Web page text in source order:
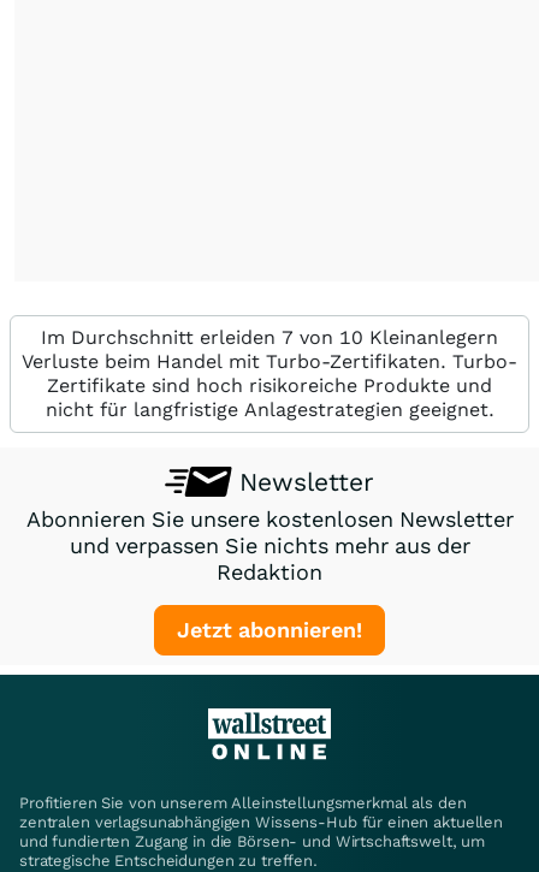
Im Durchschnitt erleiden 7 von 10 Kleinanlegern
Verluste beim Handel mit Turbo-Zertifikaten. Turbo-
Zertifikate sind hoch risikoreiche Produkte und
nicht für langfristige Anlagestrategien geeignet.
Newsletter
Abonnieren Sie unsere kostenlosen Newsletter
und verpassen Sie nichts mehr aus der
Redaktion
Jetzt abonnieren!
Profitieren Sie von unserem Alleinstellungsmerkmal als den
zentralen verlagsunabhängigen Wissens-Hub für einen aktuellen
und fundierten Zugang in die Börsen- und Wirtschaftswelt, um
strategische Entscheidungen zu treffen.